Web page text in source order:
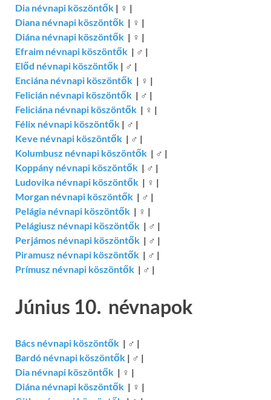
Dia névnapi köszöntők | ♀ |
Diana névnapi köszöntők | ♀ |
Diána névnapi köszöntők | ♀ |
Efraim névnapi köszöntők | ♂ |
Előd névnapi köszöntők | ♂ |
Enciána névnapi köszöntők | ♀ |
Felicián névnapi köszöntők | ♂ |
Feliciána névnapi köszöntők | ♀ |
Félix névnapi köszöntők | ♂ |
Keve névnapi köszöntők | ♂ |
Kolumbusz névnapi köszöntők | ♂ |
Koppány névnapi köszöntők | ♂ |
Ludovika névnapi köszöntők | ♀ |
Morgan névnapi köszöntők | ♂ |
Pelágia névnapi köszöntők | ♀ |
Pelágiusz névnapi köszöntők | ♂ |
Perjámos névnapi köszöntők | ♂ |
Piramusz névnapi köszöntők | ♂ |
Prímusz névnapi köszöntők | ♂ |
Június 10. névnapok
Bács névnapi köszöntők | ♂ |
Bardó névnapi köszöntők | ♂ |
Dia névnapi köszöntők | ♀ |
Diána névnapi köszöntők | ♀ |